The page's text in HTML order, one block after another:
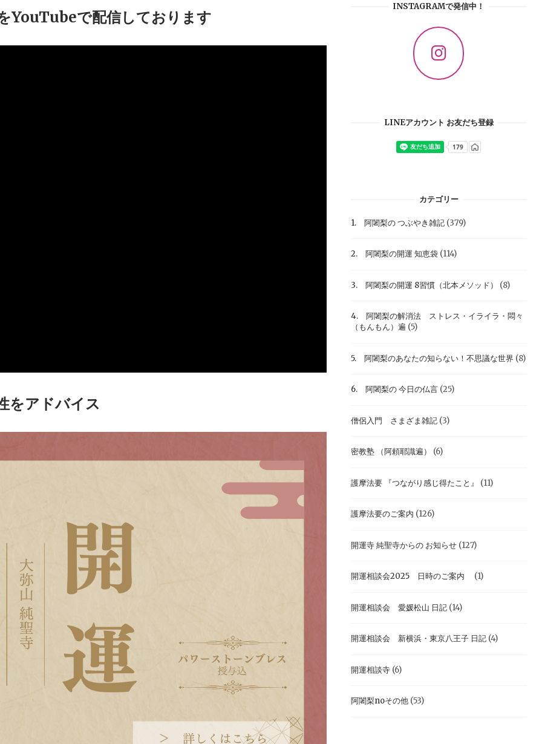
YouTubeで配信しております
をアドバイス
INSTAGRAMで発信中！
LINEアカウント お友だち登録
カテゴリー
1. 阿闍梨の つぶやき雑記(379)
2. 阿闍梨の開運 知恵袋(114)
3. 阿闍梨の開運 8習慣（北本メソッド） (8)
4. 阿闍梨の解消法 ストレス・イライラ・悶々
（もんもん）遍 (5)
5. 阿闍梨のあなたの知らない！不思議な世界 (8)
6. 阿闍梨の 今日の仏言(25)
僧侶入門 さまざま雑記(3)
密教塾 （阿頼耶識遍） (6)
護摩法要 『つながり感じ得たこと』 (11)
護摩法要のご案内 (126)
開運寺 純聖寺からの お知らせ(127)
開運相談会2025 日時のご案内 (1)
開運相談会 愛媛松山 日記(14)
開運相談会 新横浜・東京八王子 日記(4)
開運相談寺(6)
阿闍梨noその他(53)